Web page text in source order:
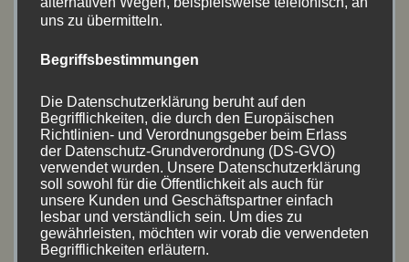
April 2024(2)
April 2023(8)
August 2022(14)
Juni 2022(11)
Mai 2022(1)
uns zu übermitteln.
Begriffsbestimmungen
Die Datenschutzerklärung beruht auf den
Begrifflichkeiten, die durch den Europäischen
Richtlinien- und Verordnungsgeber beim Erlass
der Datenschutz-Grundverordnung (DS-GVO)
verwendet wurden. Unsere Datenschutzerklärung
soll sowohl für die Öffentlichkeit als auch für
unsere Kunden und Geschäftspartner einfach
lesbar und verständlich sein. Um dies zu
gewährleisten, möchten wir vorab die verwendeten
Begrifflichkeiten erläutern.